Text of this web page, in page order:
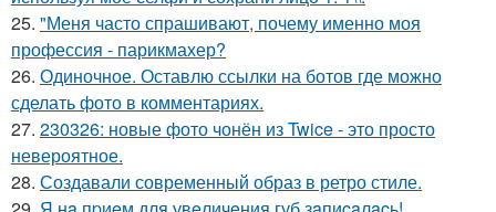
25. "Меня часто спрашивают, почему именно моя
профессия - парикмахер?
26. Одиночное. Оставлю ссылки на ботов где можно
сделать фото в комментариях.
27. 230326: новые фото чонён из Twice - это просто
невероятное.
28. Создавали современный образ в ретро стиле.